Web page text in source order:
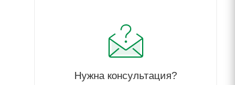
Нужна консультация?